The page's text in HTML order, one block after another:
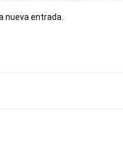
nueva entrada.